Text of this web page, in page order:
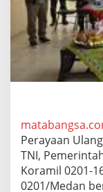
Perayaan
TNI,
Koramil 0201-
0201/Medan